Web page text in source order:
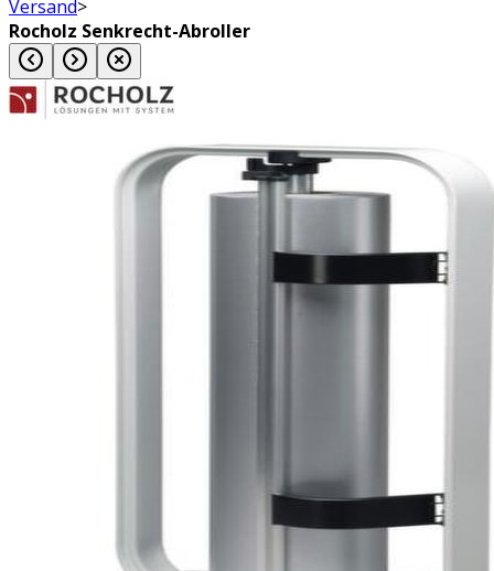
Versand>
Rocholz Senkrecht-Abroller